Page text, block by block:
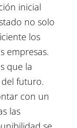
inicial
no solo
los
empresas.
que la
futuro.
con un
las